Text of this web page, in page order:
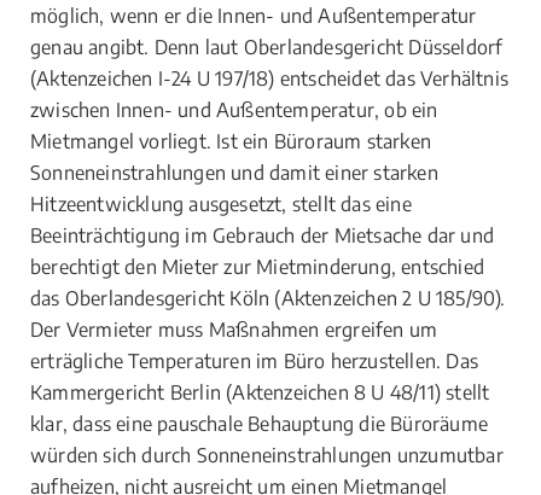
möglich, wenn er die Innen- und Außentemperatur
genau angibt. Denn laut Oberlandesgericht Düsseldorf
(Aktenzeichen I-24 U 197/18) entscheidet das Verhältnis
zwischen Innen- und Außentemperatur, ob ein
Mietmangel vorliegt. Ist ein Büroraum starken
Sonneneinstrahlungen und damit einer starken
Hitzeentwicklung ausgesetzt, stellt das eine
Beeinträchtigung im Gebrauch der Mietsache dar und
berechtigt den Mieter zur Mietminderung, entschied
das Oberlandesgericht Köln (Aktenzeichen 2 U 185/90).
Der Vermieter muss Maßnahmen ergreifen um
erträgliche Temperaturen im Büro herzustellen. Das
Kammergericht Berlin (Aktenzeichen 8 U 48/11) stellt
klar, dass eine pauschale Behauptung die Büroräume
würden sich durch Sonneneinstrahlungen unzumutbar
aufheizen, nicht ausreicht um einen Mietmangel